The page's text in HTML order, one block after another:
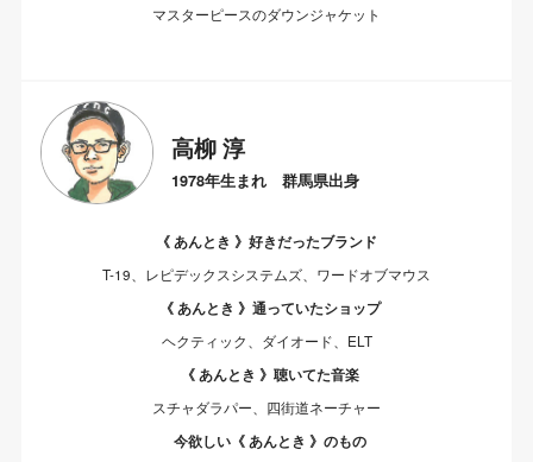
マスターピースのダウンジャケット
高柳 淳
1978年生まれ 群馬県出身
《 あんとき 》好きだったブランド
T-19、レピデックスシステムズ、ワードオブマウス
《 あんとき 》通っていたショップ
ヘクティック、ダイオード、ELT
《 あんとき 》聴いてた音楽
スチャダラパー、四街道ネーチャー
今欲しい《 あんとき 》のもの